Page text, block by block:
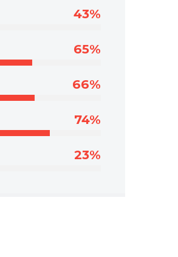
43%
65%
66%
74%
23%